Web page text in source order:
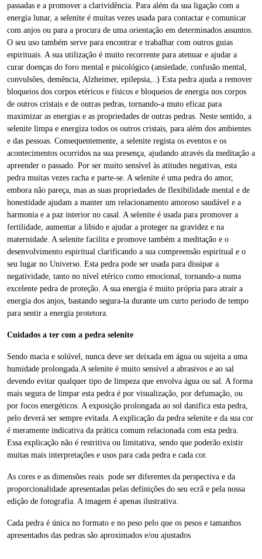
passadas e a promover a clarividência. Para além da sua ligação com a
energia lunar, a selenite é muitas vezes usada para contactar e comunicar
com anjos ou para a procura de uma orientação em determinados assuntos.
O seu uso também serve para encontrar e trabalhar com outros guias
espirituais. A sua utilização é muito recorrente para atenuar e ajudar a
curar doenças do foro mental e psicológico (ansiedade, confusão mental,
convulsões, demência, Alzheimer, epilepsia,..) Esta pedra ajuda a remover
bloqueios dos corpos etéricos e físicos e bloqueios de energia nos corpos
de outros cristais e de outras pedras, tornando-a muto eficaz para
maximizar as energias e as propriedades de outras pedras. Neste sentido, a
selenite limpa e energiza todos os outros cristais, para além dos ambientes
e das pessoas. Consequentemente, a selenite regista os eventos e os
acontecimentos ocorridos na sua presença, ajudando através da meditação a
apreender o passado. Por ser muito sensível às atitudes negativas, esta
pedra muitas vezes racha e parte-se. A selenite é uma pedra do amor,
embora não pareça, mas as suas propriedades de flexibilidade mental e de
honestidade ajudam a manter um relacionamento amoroso saudável e a
harmonia e a paz interior no casal. A selenite é usada para promover a
fertilidade, aumentar a libido e ajudar a proteger na gravidez e na
maternidade. A selenite facilita e promove também a meditação e o
desenvolvimento espiritual clarificando a sua compreensão espiritual e o
seu lugar no Universo. Esta pedra pode ser usada para dissipar a
negatividade, tanto no nível etérico como emocional, tornando-a numa
excelente pedra de proteção. A sua energia é muito própria para atrair a
energia dos anjos, bastando segura-la durante um curto período de tempo
para sentir a energia protetora.
Cuidados a ter com a pedra selenite
Sendo macia e solúvel, nunca deve ser deixada em água ou sujeita a uma
humidade prolongada.A selenite é muito sensível a abrasivos e ao sal
devendo evitar qualquer tipo de limpeza que envolva água ou sal. A forma
mais segura de limpar esta pedra é por visualização, por defumação, ou
por focos energéticos. A exposição prolongada ao sol danifica esta pedra,
pelo deverá ser sempre evitada. A explicação da pedra selenite e da sua cor
é meramente indicativa da prática comum relacionada com esta pedra.
Essa explicação não é restritiva ou limitativa, sendo que poderão existir
muitas mais interpretações e usos para cada pedra e cada cor.
As cores e as dimensões reais pode ser diferentes da perspectiva e da
proporcionalidade apresentadas pelas definições do seu ecrã e pela nossa
edição de fotografia. A imagem é apenas ilustrativa.
Cada pedra é única no formato e no peso pelo que os pesos e tamanhos
apresentados das pedras são aproximados e/ou ajustados